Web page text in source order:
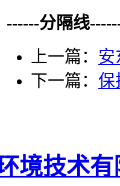
------分隔线
上一篇： 安
下一篇： 保
境技术有